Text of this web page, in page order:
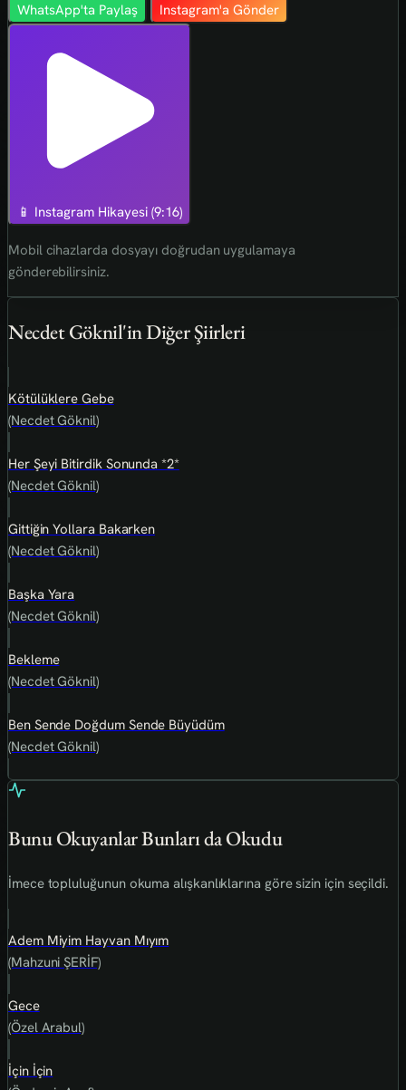
WhatsApp'ta Paylaş Instagram'a Gönder
📱 Instagram Hikayesi (9:16)
Mobil cihazlarda dosyayı doğrudan uygulamaya
gönderebilirsiniz.
Necdet Göknil'in Diğer Şiirleri
Kötülüklere Gebe
(Necdet Göknil)
Her Şeyi Bitirdik Sonunda *2*
(Necdet Göknil)
Gittiğin Yollara Bakarken
(Necdet Göknil)
Başka Yara
(Necdet Göknil)
Bekleme
(Necdet Göknil)
Ben Sende Doğdum Sende Büyüdüm
(Necdet Göknil)
Bunu Okuyanlar Bunları da Okudu
İmece topluluğunun okuma alışkanlıklarına göre sizin için seçildi.
Adem Miyim Hayvan Mıyım
(Mahzuni ŞERİF)
Gece
(Özel Arabul)
İçin İçin